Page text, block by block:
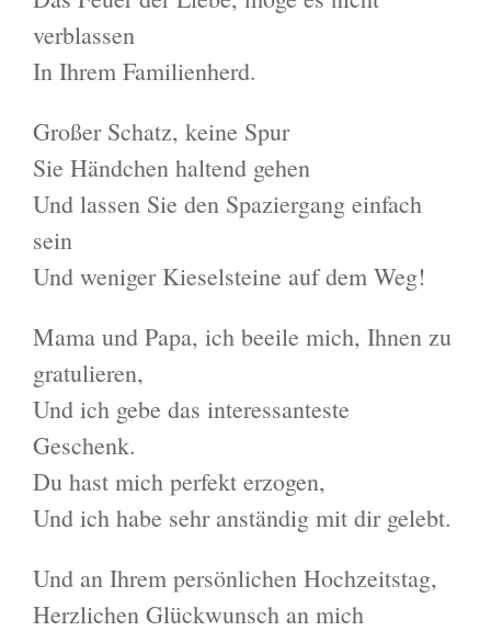
verblassen
In Ihrem Familienherd.
Großer Schatz, keine Spur
Sie Händchen haltend gehen
Und lassen Sie den Spaziergang einfach
sein
Und weniger Kieselsteine ​​auf dem Weg!
Mama und Papa, ich beeile mich, Ihnen zu
gratulieren,
Und ich gebe das interessanteste
Geschenk.
Du hast mich perfekt erzogen,
Und ich habe sehr anständig mit dir gelebt.
Und an Ihrem persönlichen Hochzeitstag,
Herzlichen Glückwunsch an mich